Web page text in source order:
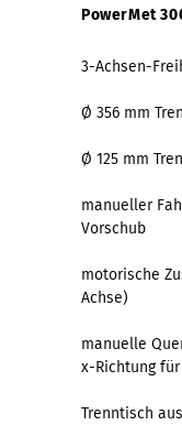
PowerMet
3-Achsen-
Ø 356 mm
Ø 125 mm
manueller
Vorschub
motorische
Achse)
manuelle
x-Richtung
Trenntisch